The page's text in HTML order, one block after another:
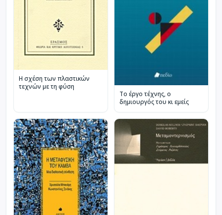
Η σχέση των πλαστικών
τεχνών με τη φύση
Το έργο τέχνης, ο
δημιουργός του κι εμείς